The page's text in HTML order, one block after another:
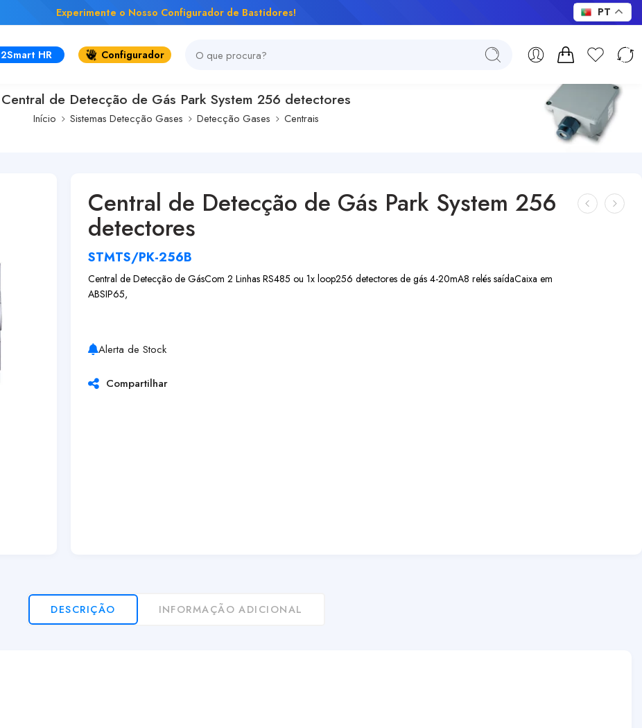
Experimente o Nosso Configurador de Bastidores!
2Smart HR Configurador
Central de Detecção de Gás Park System 256 detectores
Início Sistemas Detecção Gases Detecção Gases Centrais
Central de Detecção de Gás Park System 256
detectores
STMTS/PK-256B
Central de Detecção de GásCom 2 Linhas RS485 ou 1x loop256 detectores de gás 4-20mA8 relés saídaCaixa em
ABSIP65,
Alerta de Stock
Compartilhar
DESCRIÇÃO INFORMAÇÃO ADICIONAL
PT